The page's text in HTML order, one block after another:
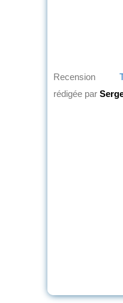
Recension
rédigée par